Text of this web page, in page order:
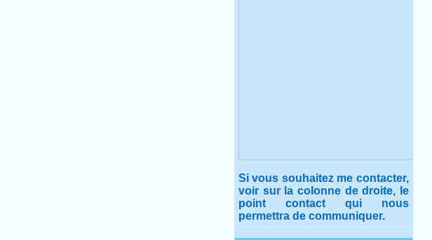
Si vous souhaitez me contacter,
voir sur la colonne de droite, le
point contact qui nous
permettra de communiquer.